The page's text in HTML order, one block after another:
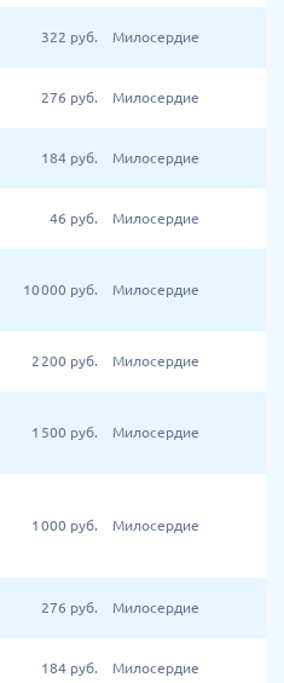
322 руб. Милосердие
276 руб. Милосердие
184 руб. Милосердие
46 руб. Милосердие
10 000 руб. Милосердие
2 200 руб. Милосердие
1 500 руб. Милосердие
1 000 руб. Милосердие
276 руб. Милосердие
184 руб. Милосердие